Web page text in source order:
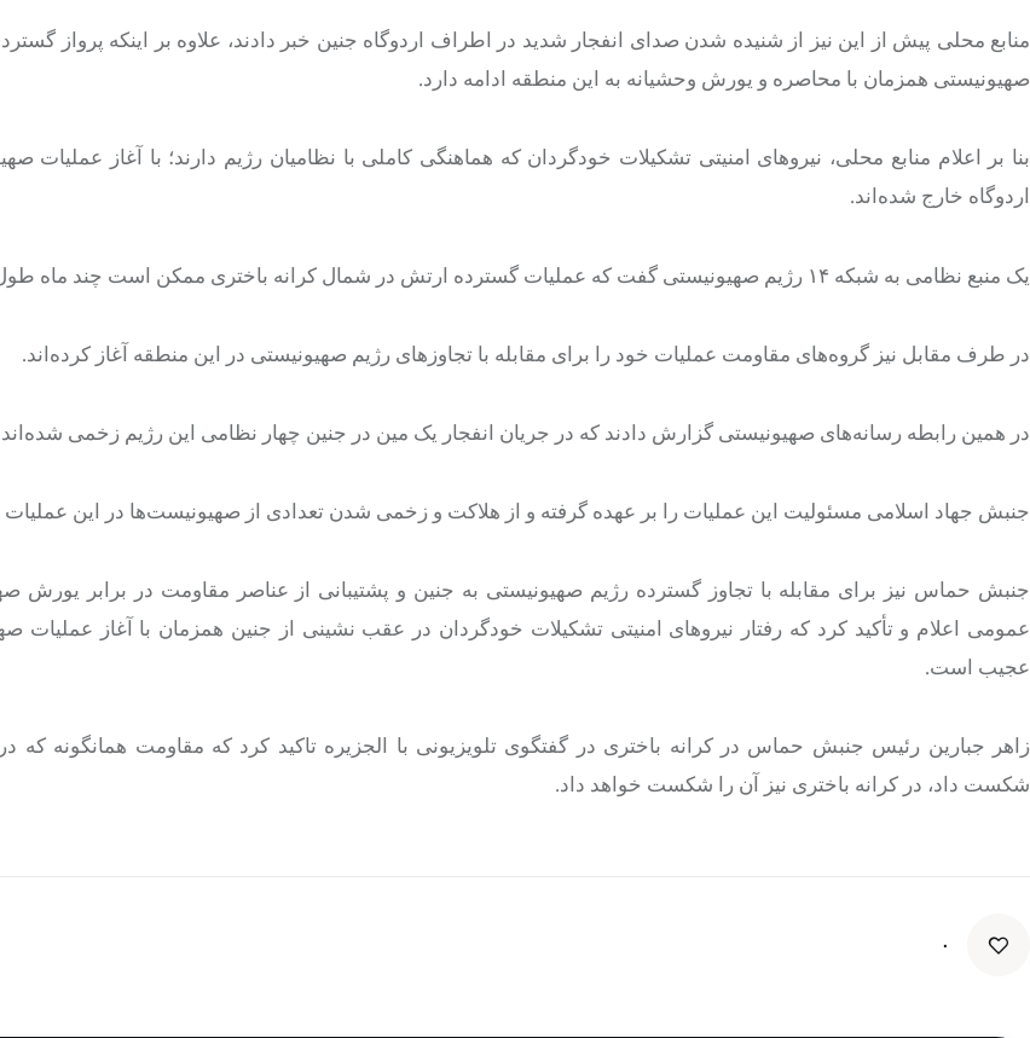
منابع محلی پیش از این نیز از شنیده شدن صدای انفجار شدید در اطراف اردوگاه جنین خبر دادند، علاوه بر اینکه پرواز
صهیونیستی همزمان با محاصره و یورش وحشیانه به این منطقه ادامه دارد.
بنا بر اعلام منابع محلی، نیروهای امنیتی تشکیلات خودگردان که هماهنگی کاملی با نظامیان رژیم دارند؛ با آغاز عملیات
اردوگاه خارج شده‌اند.
یک منبع نظامی به شبکه ۱۴ رژیم صهیونیستی گفت که عملیات گسترده ارتش در شمال کرانه باختری ممکن است چند ماه طول بکشد.
در طرف مقابل نیز گروه‌های مقاومت عملیات خود را برای مقابله با تجاوزهای رژیم صهیونیستی در این منطقه آغاز کرده‌اند.
در همین رابطه رسانه‌های صهیونیستی گزارش دادند که در جریان انفجار یک مین در جنین چهار نظامی این رژیم زخمی
جنبش جهاد اسلامی مسئولیت این عملیات را بر عهده گرفته و از هلاکت و زخمی شدن تعدادی از صهیونیست‌ها در این عملیات
جنبش حماس نیز برای مقابله با تجاوز گسترده رژیم صهیونیستی به جنین و پشتیبانی از عناصر مقاومت در برابر یورش
عمومی اعلام و تأکید کرد که رفتار نیروهای امنیتی تشکیلات خودگردان در عقب نشینی از جنین همزمان با آغاز عملیات
عجیب است.
زاهر جبارین رئیس جنبش حماس در کرانه باختری در گفتگوی تلویزیونی با الجزیره تاکید کرد که مقاومت همانگونه که
شکست داد، در کرانه باختری نیز آن را شکست خواهد داد.
۰